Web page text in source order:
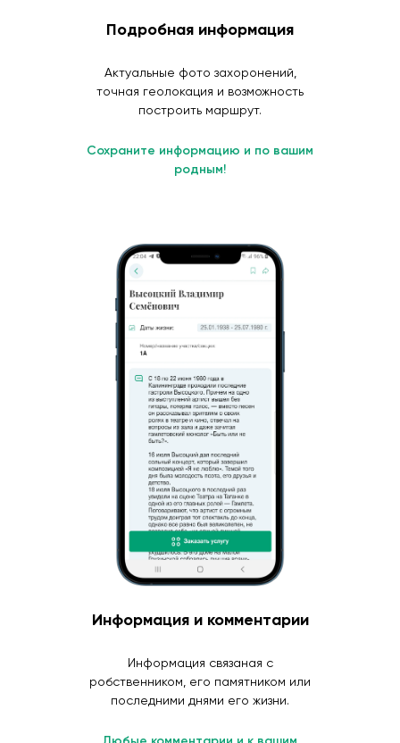
Подробная информация
Актуальные фото захоронений,
точная геолокация и возможность
построить маршрут.
Сохраните информацию и по вашим
родным!
Информация и комментарии
Информация связаная с
робственником, его памятником или
последними днями его жизни.